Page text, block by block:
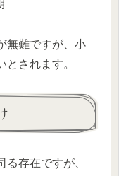
無難ですが、小
されます。
存在ですが、